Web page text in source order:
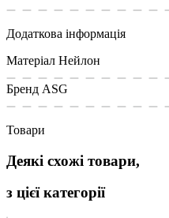
Додаткова інформація
Матеріал Нейлон
Бренд ASG
Товари
Деякі схожі товари,
з цієї категорії